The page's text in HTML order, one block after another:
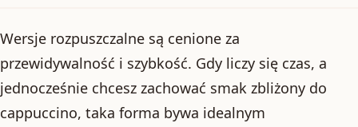
Wersje rozpuszczalne są cenione za
przewidywalność i szybkość. Gdy liczy się czas, a
jednocześnie chcesz zachować smak zbliżony do
cappuccino, taka forma bywa idealnym